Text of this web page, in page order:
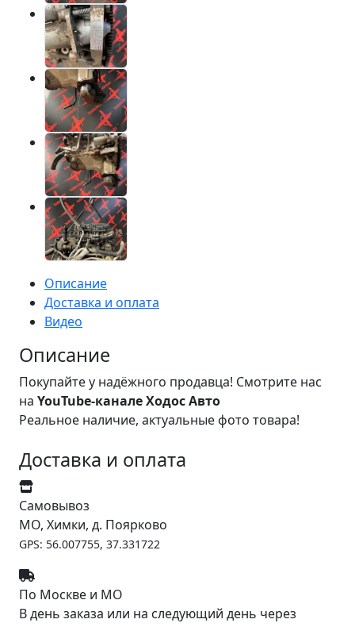
Описание
Доставка и оплата
Видео
Описание
Покупайте у надёжного продавца! Смотрите нас
на YouTube-канале Ходос Авто
Реальное наличие, актуальные фото товара!
Доставка и оплата
Самовывоз
МО, Химки, д. Поярково
GPS: 56.007755, 37.331722
По Москве и МО
В день заказа или на следующий день через